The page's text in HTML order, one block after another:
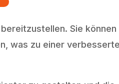
Sie
was zu einer